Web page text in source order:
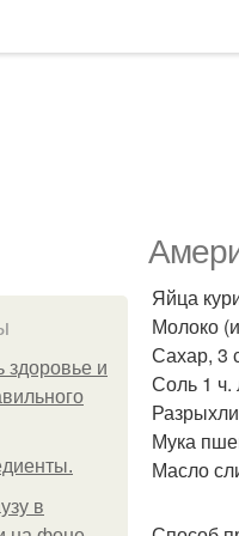
здоровье и
в
Яйца
Молоко
Сахар, 3
Соль 1 ч.
Мука
Масло